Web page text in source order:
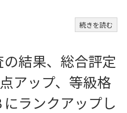
続きを読む
結果、総合評定
アップ、等級格
ランクアップし